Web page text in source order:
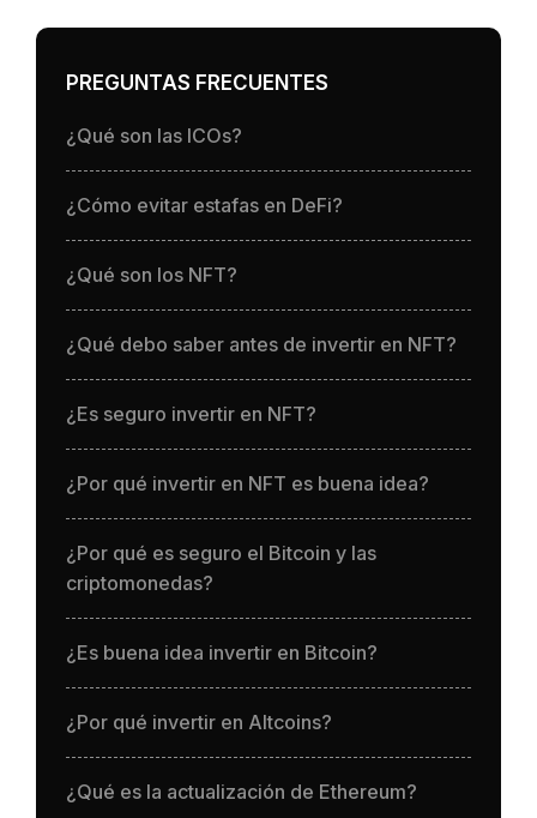
PREGUNTAS FRECUENTES
¿Qué son las ICOs?
¿Cómo evitar estafas en DeFi?
¿Qué son los NFT?
¿Qué debo saber antes de invertir en NFT?
¿Es seguro invertir en NFT?
¿Por qué invertir en NFT es buena idea?
¿Por qué es seguro el Bitcoin y las
criptomonedas?
¿Es buena idea invertir en Bitcoin?
¿Por qué invertir en Altcoins?
¿Qué es la actualización de Ethereum?